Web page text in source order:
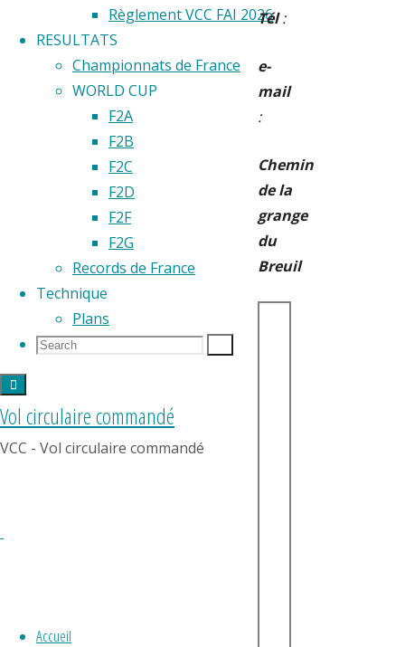
Règlement VCC FAI 2026
RESULTATS
Championnats de France
WORLD CUP
F2A
F2B
F2C
F2D
F2F
F2G
Records de France
Technique
Plans
Search
Search
Vol circulaire commandé
VCC - Vol circulaire commandé
Accueil
Tél:
e-
mail
:
Chemin
de la
grange
du
Breuil